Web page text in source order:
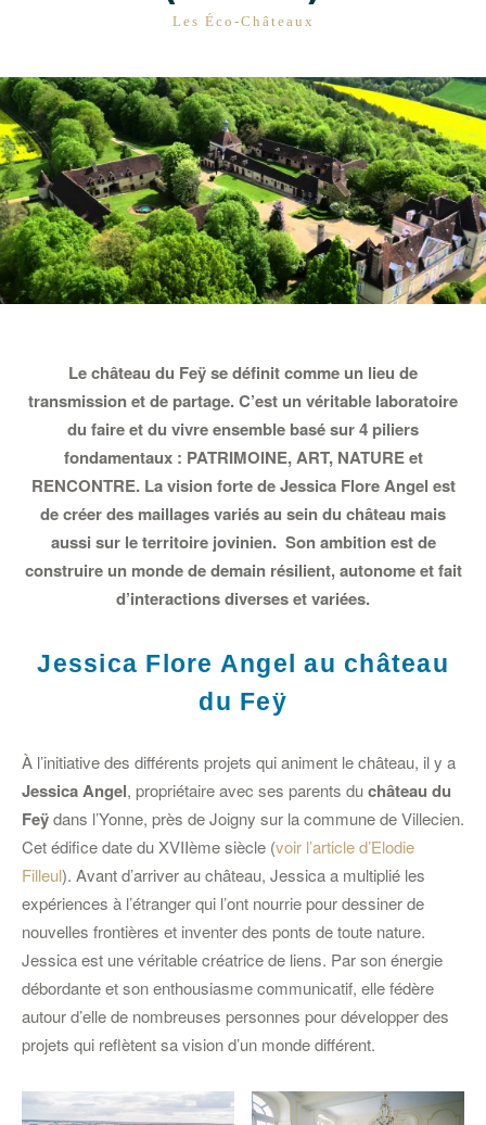
CATÉGORIES
Les Éco-Châteaux
Le château du Feÿ se définit comme un lieu de
transmission et de partage. C’est un véritable laboratoire
du faire et du vivre ensemble basé sur 4 piliers
fondamentaux : PATRIMOINE, ART, NATURE et
RENCONTRE. La vision forte de Jessica Flore Angel est
de créer des maillages variés au sein du château mais
aussi sur le territoire jovinien. Son ambition est de
construire un monde de demain résilient, autonome et fait
d’interactions diverses et variées.
Jessica Flore Angel au château
du Feÿ
À l’initiative des différents projets qui animent le château, il y a
Jessica Angel, propriétaire avec ses parents duchâteau du
Feÿdans l’Yonne, près de Joigny sur la commune de Villecien.
Cet édifice date du XVIIème siècle (voir l’article d’Elodie
Filleul). Avant d’arriver au château, Jessica a multiplié les
expériences à l’étranger qui l’ont nourrie pour dessiner de
nouvelles frontières et inventer des ponts de toute nature.
Jessica est une véritable créatrice de liens. Par son énergie
débordante et son enthousiasme communicatif, elle fédère
autour d’elle de nombreuses personnes pour développer des
projets qui reflètent sa vision d’un monde différent.